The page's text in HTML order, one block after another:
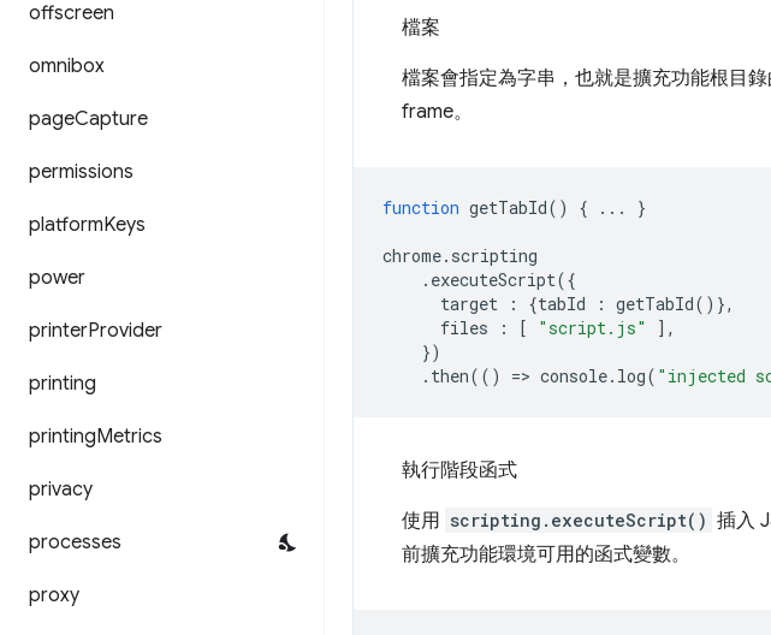
offscreen
omnibox
pageCapture
permissions
platformKeys
power
printerProvider
printing
printingMetrics
privacy
processes
proxy
檔案
檔案會指定為字串，也就是擴充功能根目
frame。
function getTabId() { ... }
chrome. scripting
. executeScript({
target
: {tabId : getTabId()},
files
: [ "script.js"
],
})
. then(() => console. log( "injected
執行階段函式
使用 scripting.executeScript() 插入
前擴充功能環境可用的函式變數。